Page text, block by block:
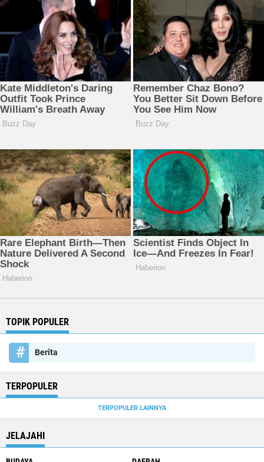
TOPIK POPULER
Berita
TERPOPULER
TERPOPULER LAINNYA
JELAJAHI